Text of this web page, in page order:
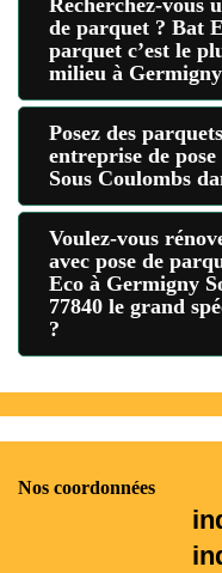
Recherchez-vous
de parquet ? Bat
parquet c’est le
milieu à
Posez des
entreprise de
Sous Coulombs
Voulez-vous
avec pose de
Eco à Germigny
77840 le grand
?
Nos coordonnées